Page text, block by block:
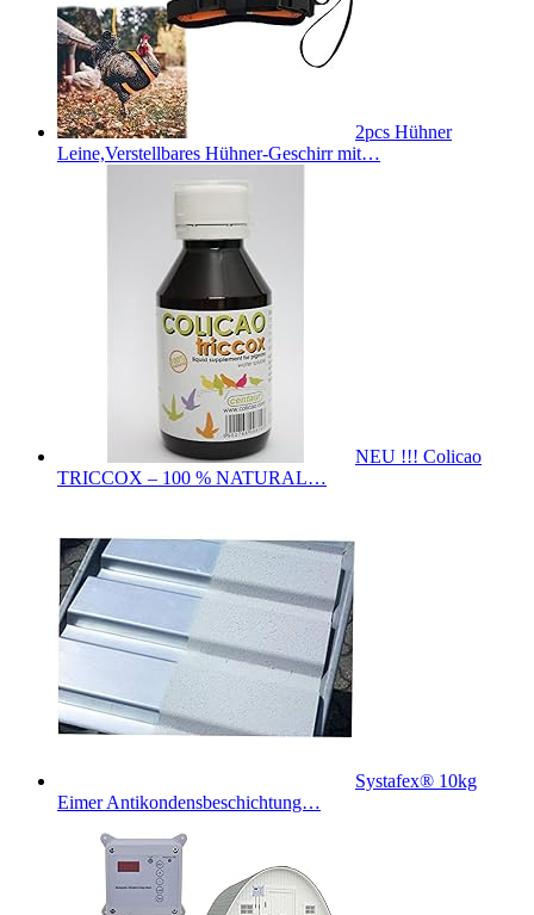
2pcs Hühner
Leine,Verstellbares Hühner-Geschirr mit…
NEU !!! Colicao
TRICCOX – 100 % NATURAL…
Systafex® 10kg
Eimer Antikondensbeschichtung…